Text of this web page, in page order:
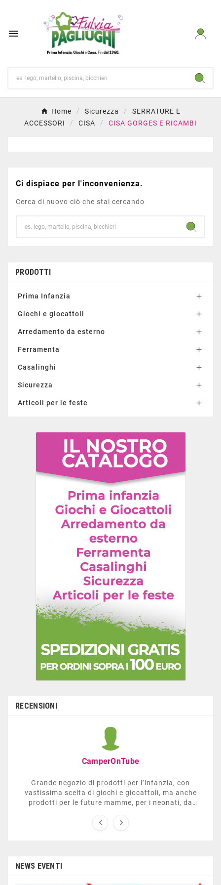

Home Sicurezza
SERRATURE E
ACCESSORI
CISA CISA GORGES E RICAMBI
Ci dispiace per l'inconvenienza.
Cerca di nuovo ciò che stai cercando
PRODOTTI
Prima Infanzia 
Giochi e giocattoli 
Arredamento da esterno 
Ferramenta 
Casalinghi 
Sicurezza 
Articoli per le feste 
RECENSIONI
CamperOnTube
Grande negozio di prodotti per l’infanzia, con
vastissima scelta di giochi e giocattoli, ma anche
prodotti per le future mamme, per i neonati, da
sezione dedicata all’arredo giardino, giochi all’aperto,
 
NEWS EVENTI